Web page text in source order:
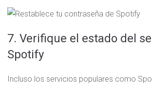
7. Verifique el estado del
Spotify
Incluso los servicios populares como